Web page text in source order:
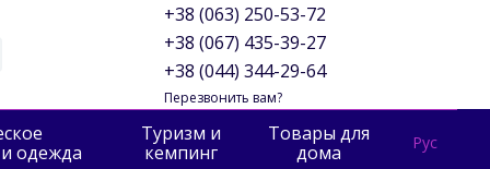
+38 (063) 250-53-72
+38 (067) 435-39-27
+38 (044) 344-29-64
Перезвонить вам?
одежда
Туризм и
кемпинг
Товары для
дома
Рус